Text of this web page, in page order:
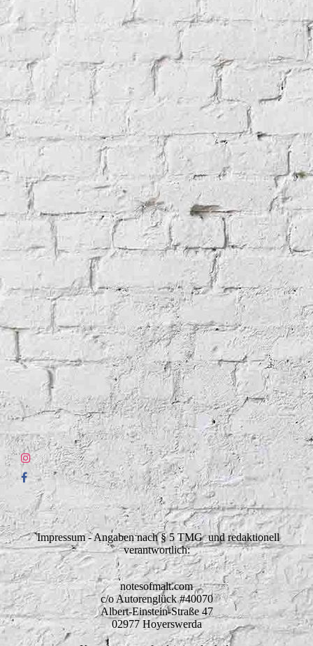
Impressum - Angaben nach § 5 TMG und redaktionell
verantwortlich:
notesofmalt.com
c/o Autorenglück #40070
Albert-Einstein-Straße 47
02977 Hoyerswerda